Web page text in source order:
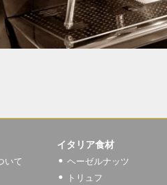
いて
イタリア食材
ヘーゼルナッツ
トリュフ